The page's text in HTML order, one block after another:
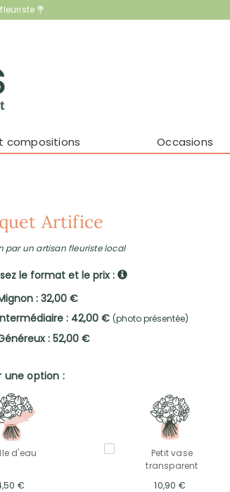
💐
compositions Occasions
Artifice
par un artisan fleuriste local
le format et le prix :
: 32,00 €
: 42,00 € (photo présentée)
: 52,00 €
une option :
d'eau
€
Petit vase
transparent
10,90 €